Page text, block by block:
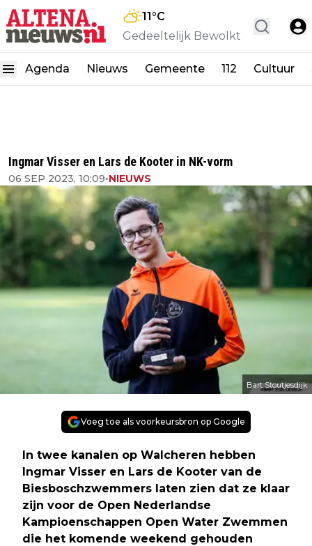
11°C
Gedeeltelijk Bewolkt
Agenda Nieuws Gemeente 112 Cultuur
Ingmar Visser en Lars de Kooter in NK-vorm
06 SEP 2023, 10:09•NIEUWS
Bart Stoutjesdijk
Voeg toe als voorkeursbron op Google
In twee kanalen op Walcheren hebben
Ingmar Visser en Lars de Kooter van de
Biesboschzwemmers laten zien dat ze klaar
zijn voor de Open Nederlandse
Kampioenschappen Open Water Zwemmen
die het komende weekend gehouden